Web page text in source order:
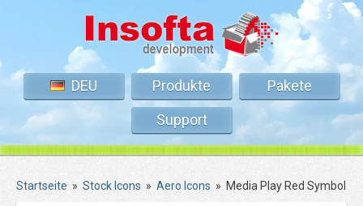
DEU Produkte
Pakete
Support
Startseite » Stock Icons » Aero Icons » Media Play Red Symbol